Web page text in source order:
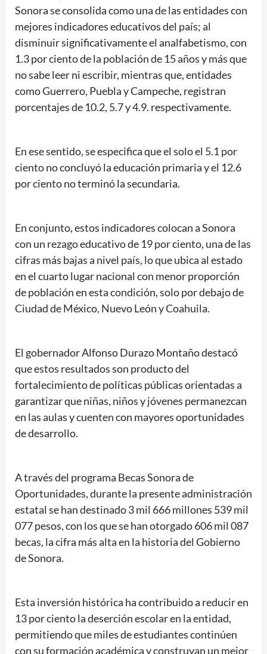
Sonora se consolida como una de las entidades con
mejores indicadores educativos del país; al
disminuir significativamente el analfabetismo, con
1.3 por ciento de la población de 15 años y más que
no sabe leer ni escribir, mientras que, entidades
como Guerrero, Puebla y Campeche, registran
porcentajes de 10.2, 5.7 y 4.9. respectivamente.
En ese sentido, se especifica que el solo el 5.1 por
ciento no concluyó la educación primaria y el 12.6
por ciento no terminó la secundaria.
En conjunto, estos indicadores colocan a Sonora
con un rezago educativo de 19 por ciento, una de las
cifras más bajas a nivel país, lo que ubica al estado
en el cuarto lugar nacional con menor proporción
de población en esta condición, solo por debajo de
Ciudad de México, Nuevo León y Coahuila.
El gobernador Alfonso Durazo Montaño destacó
que estos resultados son producto del
fortalecimiento de políticas públicas orientadas a
garantizar que niñas, niños y jóvenes permanezcan
en las aulas y cuenten con mayores oportunidades
de desarrollo.
A través del programa Becas Sonora de
Oportunidades, durante la presente administración
estatal se han destinado 3 mil 666 millones 539 mil
077 pesos, con los que se han otorgado 606 mil 087
becas, la cifra más alta en la historia del Gobierno
de Sonora.
Esta inversión histórica ha contribuido a reducir en
13 por ciento la deserción escolar en la entidad,
permitiendo que miles de estudiantes continúen
con su formación académica y construyan un mejor